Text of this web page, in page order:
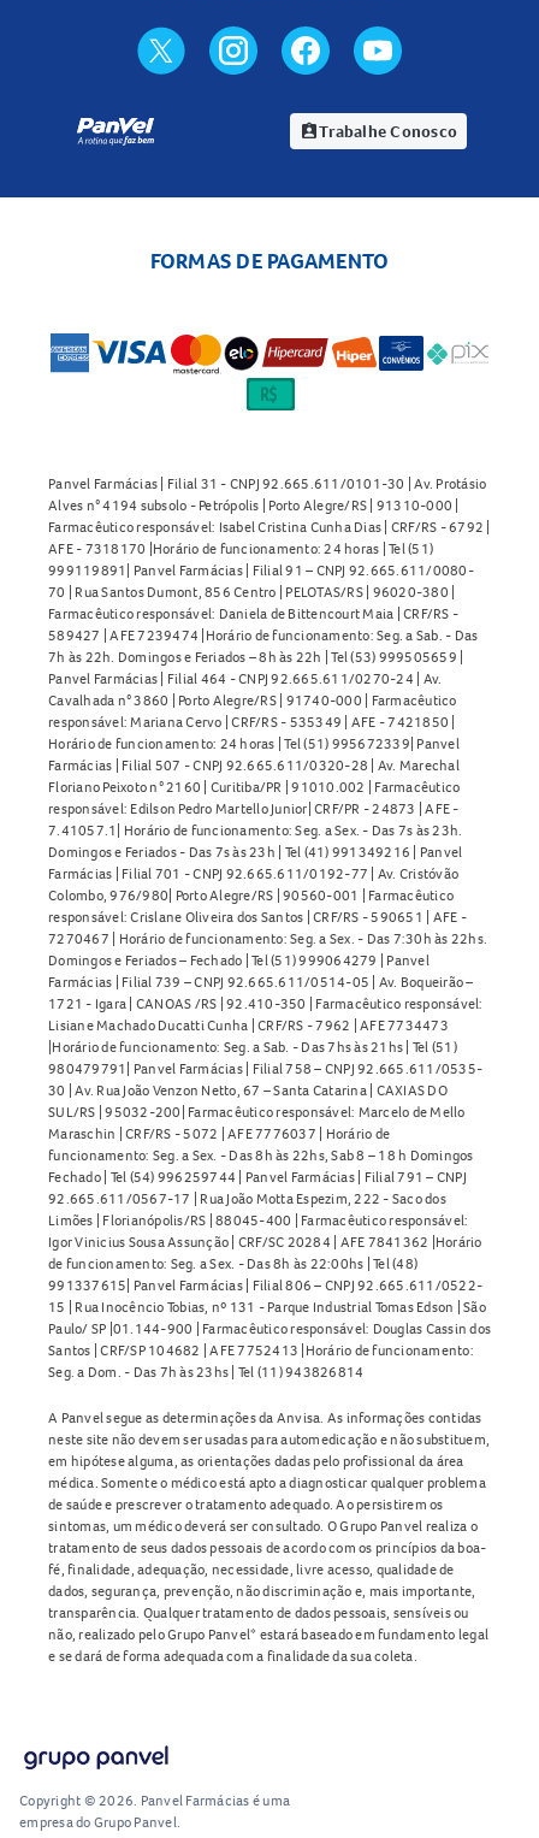
assignment_indTrabalhe Conosco
FORMAS DE PAGAMENTO
Panvel Farmácias | Filial 31 - CNPJ 92.665.611/0101-30 | Av. Protásio
Alves n° 4194 subsolo - Petrópolis | Porto Alegre/RS | 91310-000 |
Farmacêutico responsável: Isabel Cristina Cunha Dias | CRF/RS - 6792 |
AFE - 7318170 |Horário de funcionamento: 24 horas | Tel (51)
999119891| Panvel Farmácias | Filial 91 – CNPJ 92.665.611/0080-
70 | Rua Santos Dumont, 856 Centro | PELOTAS/RS | 96020-380 |
Farmacêutico responsável: Daniela de Bittencourt Maia | CRF/RS -
589427 | AFE 7239474 |Horário de funcionamento: Seg. a Sab. - Das
7h às 22h. Domingos e Feriados – 8h às 22h | Tel (53) 999505659 |
Panvel Farmácias | Filial 464 - CNPJ 92.665.611/0270-24 | Av.
Cavalhada n° 3860 | Porto Alegre/RS | 91740-000 | Farmacêutico
responsável: Mariana Cervo | CRF/RS - 535349 | AFE - 7421850 |
Horário de funcionamento: 24 horas | Tel (51) 995672339| Panvel
Farmácias | Filial 507 - CNPJ 92.665.611/0320-28 | Av. Marechal
Floriano Peixoto n° 2160 | Curitiba/PR | 91010.002 | Farmacêutico
responsável: Edilson Pedro Martello Junior| CRF/PR - 24873 | AFE -
7.41057.1| Horário de funcionamento: Seg. a Sex. - Das 7s às 23h.
Domingos e Feriados - Das 7s às 23h | Tel (41) 991349216 | Panvel
Farmácias | Filial 701 - CNPJ 92.665.611/0192-77 | Av. Cristóvão
Colombo, 976/980| Porto Alegre/RS | 90560-001 | Farmacêutico
responsável: Crislane Oliveira dos Santos | CRF/RS - 590651 | AFE -
7270467 | Horário de funcionamento: Seg. a Sex. - Das 7:30h às 22hs.
Domingos e Feriados – Fechado | Tel (51) 999064279 | Panvel
Farmácias | Filial 739 – CNPJ 92.665.611/0514-05 | Av. Boqueirão –
1721 - Igara | CANOAS /RS | 92.410-350 | Farmacêutico responsável:
Lisiane Machado Ducatti Cunha | CRF/RS - 7962 | AFE 7734473
|Horário de funcionamento: Seg. a Sab. - Das 7hs às 21hs | Tel (51)
980479791| Panvel Farmácias | Filial 758 – CNPJ 92.665.611/0535-
30 | Av. Rua João Venzon Netto, 67 – Santa Catarina | CAXIAS DO
SUL/RS | 95032-200| Farmacêutico responsável: Marcelo de Mello
Maraschin | CRF/RS - 5072 | AFE 7776037 | Horário de
funcionamento: Seg. a Sex. - Das 8h às 22hs, Sab 8 – 18 h Domingos
Fechado | Tel (54) 996259744 | Panvel Farmácias | Filial 791 – CNPJ
92.665.611/0567-17 | Rua João Motta Espezim, 222 - Saco dos
Limões | Florianópolis/RS | 88045-400 | Farmacêutico responsável:
Igor Vinicius Sousa Assunção | CRF/SC 20284 | AFE 7841362 |Horário
de funcionamento: Seg. a Sex. - Das 8h às 22:00hs | Tel (48)
991337615| Panvel Farmácias | Filial 806 – CNPJ 92.665.611/0522-
15 | Rua Inocêncio Tobias, nº 131 - Parque Industrial Tomas Edson | São
Paulo/ SP |01.144-900 | Farmacêutico responsável: Douglas Cassin dos
Santos | CRF/SP 104682 | AFE 7752413 |Horário de funcionamento:
Seg. a Dom. - Das 7h às 23hs | Tel (11) 943826814
A Panvel segue as determinações da Anvisa. As informações contidas
neste site não devem ser usadas para automedicação e não substituem,
em hipótese alguma, as orientações dadas pelo profissional da área
médica. Somente o médico está apto a diagnosticar qualquer problema
de saúde e prescrever o tratamento adequado. Ao persistirem os
sintomas, um médico deverá ser consultado. O Grupo Panvel realiza o
tratamento de seus dados pessoais de acordo com os princípios da boa-
fé, finalidade, adequação, necessidade, livre acesso, qualidade de
dados, segurança, prevenção, não discriminação e, mais importante,
transparência. Qualquer tratamento de dados pessoais, sensíveis ou
não, realizado pelo Grupo Panvel* estará baseado em fundamento legal
e se dará de forma adequada com a finalidade da sua coleta.
Copyright © 2026. Panvel Farmácias é uma
empresa do Grupo Panvel.